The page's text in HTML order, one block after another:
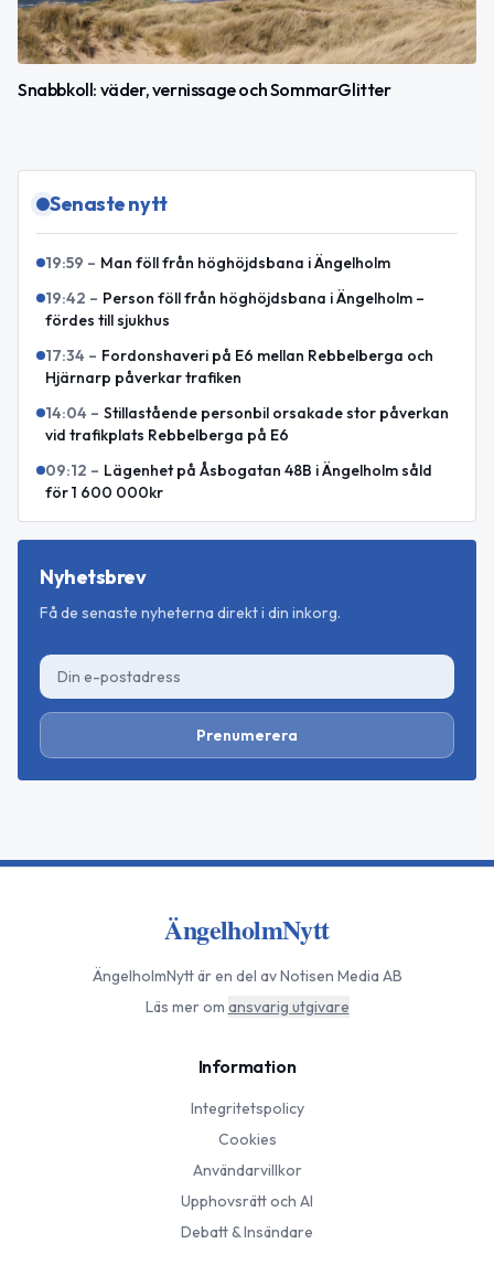
Snabbkoll: väder, vernissage och SommarGlitter
Senaste nytt
19:59 – Man föll från höghöjdsbana i Ängelholm
19:42 – Person föll från höghöjdsbana i Ängelholm –
fördes till sjukhus
17:34 – Fordonshaveri på E6 mellan Rebbelberga och
Hjärnarp påverkar trafiken
14:04 – Stillastående personbil orsakade stor påverkan
vid trafikplats Rebbelberga på E6
09:12 – Lägenhet på Åsbogatan 48B i Ängelholm såld
för 1 600 000kr
Nyhetsbrev
Få de senaste nyheterna direkt i din inkorg.
Prenumerera
ÄngelholmNytt
ÄngelholmNyttär en del av Notisen Media AB
Läs mer om ansvarig utgivare
Information
Integritetspolicy
Cookies
Användarvillkor
Upphovsrätt och AI
Debatt & Insändare